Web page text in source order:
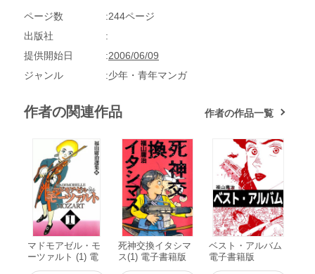
ページ数
244ページ
出版社
提供開始日
2006/06/09
ジャンル
少年・青年マンガ
作者の関連作品 作者の作品一覧
マドモアゼル・モ
ーツァルト (1) 電
子書籍版
死神交換イタシマ
ス(1) 電子書籍版
ベスト・アルバム
電子書籍版